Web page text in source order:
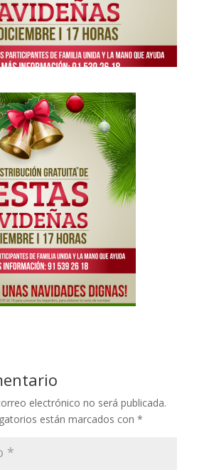
electrónico no será publicada.
están marcados con *